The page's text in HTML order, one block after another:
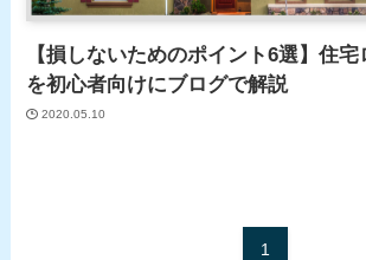
【損しないためのポイント6選】住
を初心者向けにブログで解説
2020.05.10
1